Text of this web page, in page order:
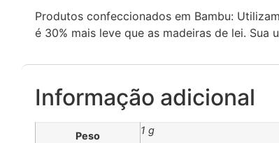
Produtos confeccionados em Bambu:
é 30% mais leve que as madeiras de lei.
Informação adicional
Peso 1 g